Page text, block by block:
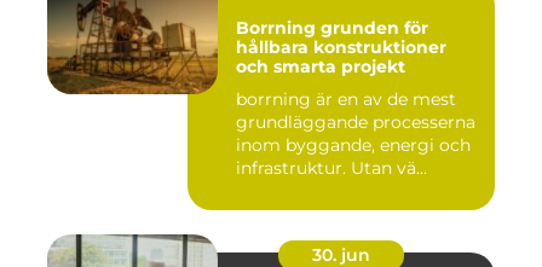
Borrning grunden för
hållbara konstruktioner
och smarta projekt
borrning är en av de mest
grundläggande processerna
inom byggande, energi och
infrastruktur. Utan vä...
30. jun